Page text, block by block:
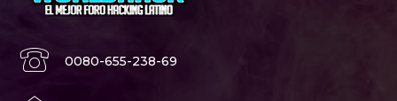
0080-655-238-69